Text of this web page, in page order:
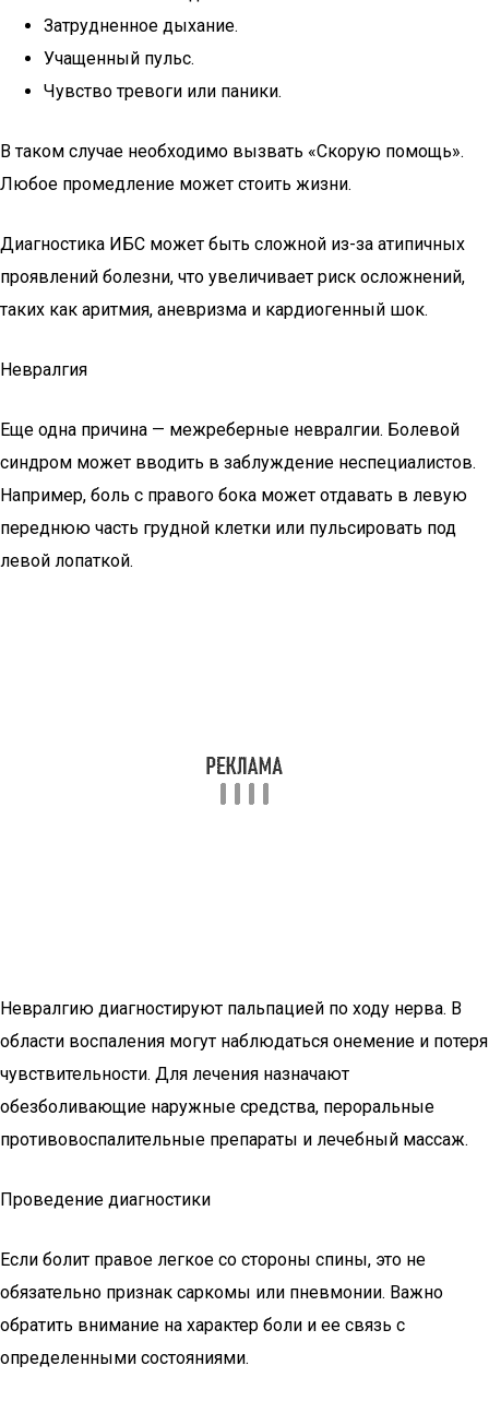
Затрудненное дыхание.
Учащенный пульс.
Чувство тревоги или паники.
В таком случае необходимо вызвать «Скорую помощь».
Любое промедление может стоить жизни.
Диагностика ИБС может быть сложной из-за атипичных
проявлений болезни, что увеличивает риск осложнений,
таких как аритмия, аневризма и кардиогенный шок.
Невралгия
Еще одна причина — межреберные невралгии. Болевой
синдром может вводить в заблуждение неспециалистов.
Например, боль с правого бока может отдавать в левую
переднюю часть грудной клетки или пульсировать под
левой лопаткой.
Невралгию диагностируют пальпацией по ходу нерва. В
области воспаления могут наблюдаться онемение и потеря
чувствительности. Для лечения назначают
обезболивающие наружные средства, пероральные
противовоспалительные препараты и лечебный массаж.
Проведение диагностики
Если болит правое легкое со стороны спины, это не
обязательно признак саркомы или пневмонии. Важно
обратить внимание на характер боли и ее связь с
определенными состояниями.